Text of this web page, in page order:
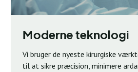
Moderne teknologi
Vi bruger de nyeste kirurgiske
til at sikre præcision, minimere